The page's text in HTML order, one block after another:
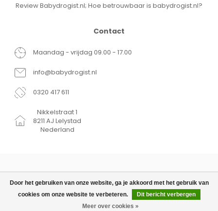
€24,99
TOEVOEGEN AAN
WINKELWAGEN
Door het gebruiken van onze website, ga je akkoord met het gebruik van
cookies om onze website te verbeteren.
Dit bericht verbergen
Meer over cookies »
Review Babydrogist.nl; Hoe betrouwbaar is babydrogist.nl?
Contact
Maandag - vrijdag 09.00 - 17.00
info@babydrogist.nl
0320 417 611
Nikkelstraat 1
8211 AJ Lelystad
Nederland
© Copyright 2026 Babydrogist.nl